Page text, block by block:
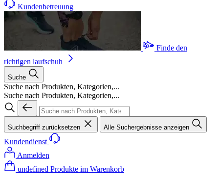
Kundenbetreuung
Finde den
richtigen laufschuh
Suche
Suche nach Produkten, Kategorien,...
Suche nach Produkten, Kategorien,...
Suchbegriff zurücksetzen Alle Suchergebnisse anzeigen
Kundendienst
Anmelden
undefined Produkte im Warenkorb